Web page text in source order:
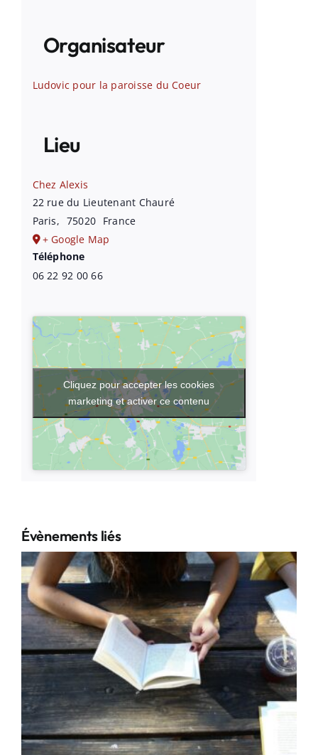
Organisateur
Ludovic pour la paroisse du Coeur
Lieu
Chez Alexis
22 rue du Lieutenant Chauré
Paris, 75020 France
+ Google Map
Téléphone
06 22 92 00 66
Cliquez pour accepter les cookies
marketing et activer ce contenu
Évènements liés